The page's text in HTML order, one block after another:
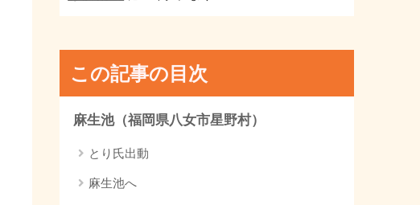
この記事の目次
麻生池（福岡県八女市星野村）
とり氏出動
麻生池へ